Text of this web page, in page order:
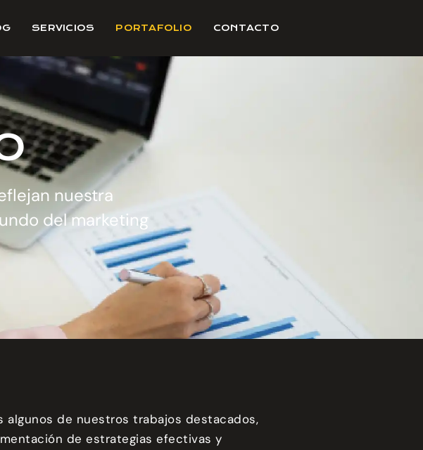
SERVICIOS PORTAFOLIO CONTACTO
nuestra
del marketing
algunos de nuestros trabajos destacados,
de estrategias efectivas y